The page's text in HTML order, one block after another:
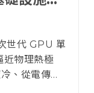
世代 GPU 單
近物理熱極
、從電傳輸